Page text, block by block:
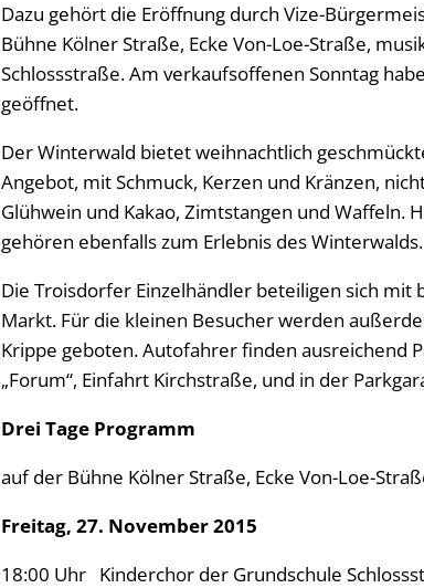
Dazu gehört die Eröffnung durch Vize-
Bühne Kölner Straße, Ecke Von-Loe-Straße,
Schlossstraße. Am verkaufsoffenen Sonntag
geöffnet.
Der Winterwald bietet weihnachtlich
Angebot, mit Schmuck, Kerzen und Kränzen,
Glühwein und Kakao, Zimtstangen und Waffeln.
gehören ebenfalls zum Erlebnis des Winterwalds.
Die Troisdorfer Einzelhändler beteiligen sich
Markt. Für die kleinen Besucher werden
Krippe geboten. Autofahrer finden ausreichend
„Forum“, Einfahrt Kirchstraße, und in der
Drei Tage Programm
auf der Bühne Kölner Straße, Ecke Von-Loe-
Freitag, 27. November 2015
18:00 Uhr Kinderchor der Grundschule